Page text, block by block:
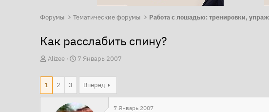
Форумы Тематические форумы
Как расслабить спину?
А
о
Alizee
Д
а
н
7 Январь 2007
1 2 3 Вперёд
7 Январь 2007